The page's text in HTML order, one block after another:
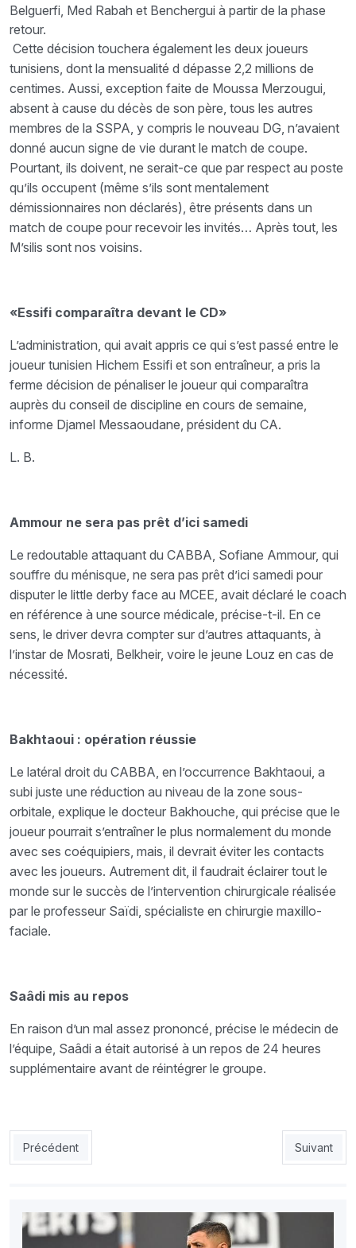
Belguerfi, Med Rabah et Benchergui à partir de la phase
retour.
Cette décision touchera également les deux joueurs
tunisiens, dont la mensualité d dépasse 2,2 millions de
centimes. Aussi, exception faite de Moussa Merzougui,
absent à cause du décès de son père, tous les autres
membres de la SSPA, y compris le nouveau DG, n’avaient
donné aucun signe de vie durant le match de coupe.
Pourtant, ils doivent, ne serait-ce que par respect au poste
qu’ils occupent (même s’ils sont mentalement
démissionnaires non déclarés), être présents dans un
match de coupe pour recevoir les invités… Après tout, les
M’silis sont nos voisins.
«Essifi comparaîtra devant le CD»
L’administration, qui avait appris ce qui s’est passé entre le
joueur tunisien Hichem Essifi et son entraîneur, a pris la
ferme décision de pénaliser le joueur qui comparaîtra
auprès du conseil de discipline en cours de semaine,
informe Djamel Messaoudane, président du CA.
L. B.
Ammour ne sera pas prêt d’ici samedi
Le redoutable attaquant du CABBA, Sofiane Ammour, qui
souffre du ménisque, ne sera pas prêt d’ici samedi pour
disputer le little derby face au MCEE, avait déclaré le coach
en référence à une source médicale, précise-t-il. En ce
sens, le driver devra compter sur d’autres attaquants, à
l’instar de Mosrati, Belkheir, voire le jeune Louz en cas de
nécessité.
Bakhtaoui : opération réussie
Le latéral droit du CABBA, en l’occurrence Bakhtaoui, a
subi juste une réduction au niveau de la zone sous-
orbitale, explique le docteur Bakhouche, qui précise que le
joueur pourrait s’entraîner le plus normalement du monde
avec ses coéquipiers, mais, il devrait éviter les contacts
avec les joueurs. Autrement dit, il faudrait éclairer tout le
monde sur le succès de l’intervention chirurgicale réalisée
par le professeur Saïdi, spécialiste en chirurgie maxillo-
faciale.
Saâdi mis au repos
En raison d’un mal assez prononcé, précise le médecin de
l’équipe, Saâdi a était autorisé à un repos de 24 heures
supplémentaire avant de réintégrer le groupe.
Article précédent : JSMB : Béjaïa se souvient de Benzekri
Précédent Article
Suivant